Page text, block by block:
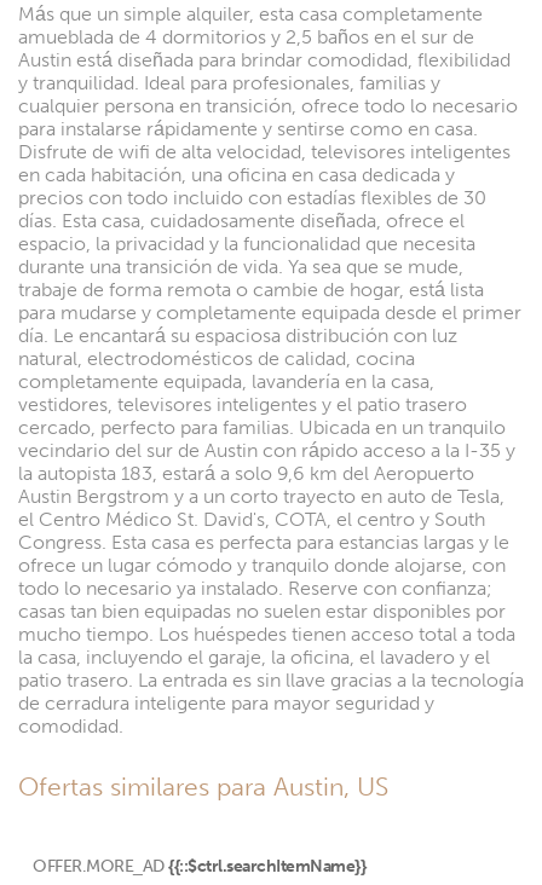
Más que un simple alquiler, esta casa completamente
amueblada de 4 dormitorios y 2,5 baños en el sur de
Austin está diseñada para brindar comodidad, flexibilidad
y tranquilidad. Ideal para profesionales, familias y
cualquier persona en transición, ofrece todo lo necesario
para instalarse rápidamente y sentirse como en casa.
Disfrute de wifi de alta velocidad, televisores inteligentes
en cada habitación, una oficina en casa dedicada y
precios con todo incluido con estadías flexibles de 30
días. Esta casa, cuidadosamente diseñada, ofrece el
espacio, la privacidad y la funcionalidad que necesita
durante una transición de vida. Ya sea que se mude,
trabaje de forma remota o cambie de hogar, está lista
para mudarse y completamente equipada desde el primer
día. Le encantará su espaciosa distribución con luz
natural, electrodomésticos de calidad, cocina
completamente equipada, lavandería en la casa,
vestidores, televisores inteligentes y el patio trasero
cercado, perfecto para familias. Ubicada en un tranquilo
vecindario del sur de Austin con rápido acceso a la I-35 y
la autopista 183, estará a solo 9,6 km del Aeropuerto
Austin Bergstrom y a un corto trayecto en auto de Tesla,
el Centro Médico St. David's, COTA, el centro y South
Congress. Esta casa es perfecta para estancias largas y le
ofrece un lugar cómodo y tranquilo donde alojarse, con
todo lo necesario ya instalado. Reserve con confianza;
casas tan bien equipadas no suelen estar disponibles por
mucho tiempo. Los huéspedes tienen acceso total a toda
la casa, incluyendo el garaje, la oficina, el lavadero y el
patio trasero. La entrada es sin llave gracias a la tecnología
de cerradura inteligente para mayor seguridad y
comodidad.
Ofertas similares para Austin, US
OFFER.MORE_AD {{::$ctrl.searchItemName}}